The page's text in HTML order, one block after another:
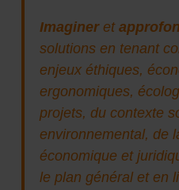
Imagineret
solutions en tenant
enjeux éthiques,
ergonomiques,
projets, du contexte
environnemental, de
économique et
le plan général et en